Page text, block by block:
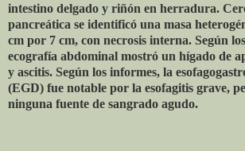
intestino delgado y riñón en herradura.
pancreática se identificó una masa
cm por 7 cm, con necrosis interna. Según
ecografía abdominal mostró un hígado de
y ascitis. Según los informes, la
(EGD) fue notable por la esofagitis grave,
ninguna fuente de sangrado agudo.